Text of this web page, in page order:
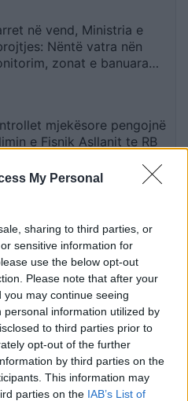
My Personal
sharing to third parties, or
sensitive information for
use the below opt-out
Please note that after your
may continue seeing
information utilized by
to third parties prior to
opt-out of the further
by third parties on the
This information may
parties on the IAB’s List of
në vend, Ministria e
Nëntë vatra nën
zonat e banuara
mjekësore pengojnë
e Fisnik Asllanit te RB
Barcelona mund të
një tjetër xhevahir të